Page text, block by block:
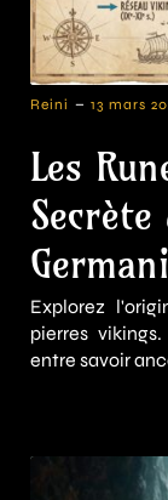
Reini - 13 mars
Les
Secrète
Explorez
pierres
entre savoir